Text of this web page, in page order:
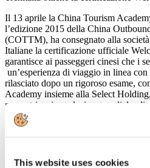
This website uses cookies
Il 13 aprile la China Tourism
l’edizione 2015 della China
(COTTM), ha consegnato alla
Italiane la certificazione ufficiale
garantisce ai passeggeri cinesi che i
un’esperienza di viaggio in linea
rilasciato dopo un rigoroso esame,
Academy insieme alla Select
promotrice, in esclusiva mondiale, di
bordo di Frecciarossa e
benvenuto e indicazioni di viaggio
Trenitalia.com ha attivato una propria